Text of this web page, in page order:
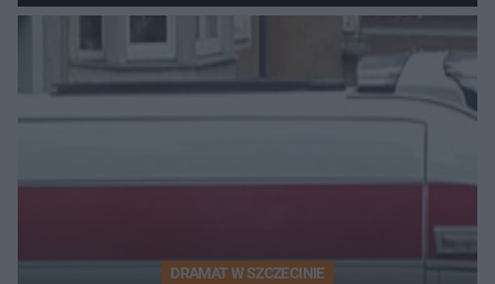
DRAMAT W SZCZECINIE